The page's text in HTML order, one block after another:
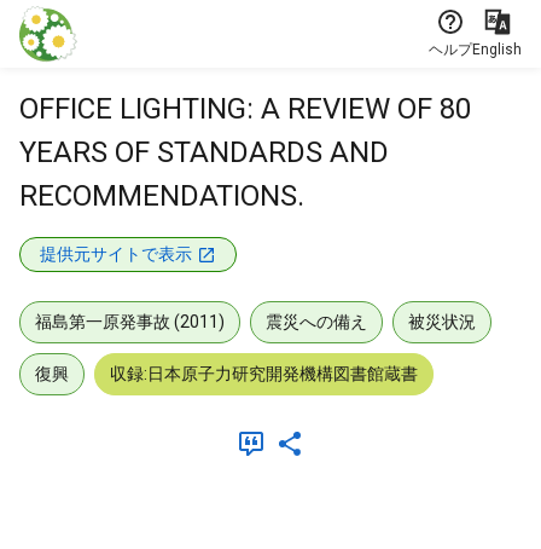
本文に飛ぶ
ヘルプEnglish
OFFICE LIGHTING: A REVIEW OF 80
YEARS OF STANDARDS AND
RECOMMENDATIONS.
提供元サイトで表示
福島第一原発事故 (2011) 震災への備え 被災状況
復興 収録:日本原子力研究開発機構図書館蔵書